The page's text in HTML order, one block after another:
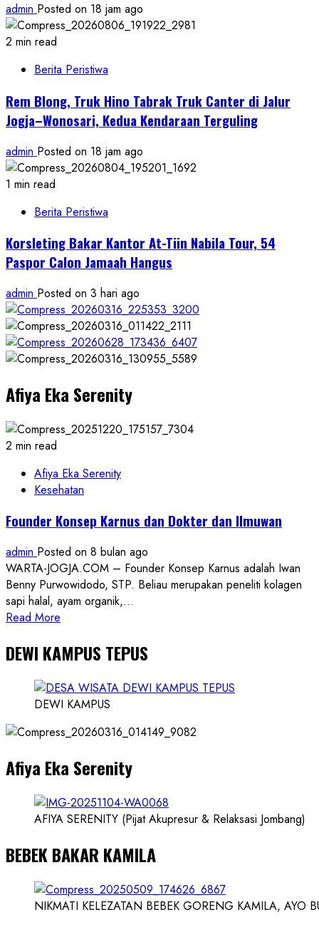
admin Posted on 18 jam ago
2 min read
Berita Peristiwa
Rem Blong, Truk Hino Tabrak Truk Canter di Jalur
Jogja–Wonosari, Kedua Kendaraan Terguling
admin Posted on 18 jam ago
1 min read
Berita Peristiwa
Korsleting Bakar Kantor At-Tiin Nabila Tour, 54
Paspor Calon Jamaah Hangus
admin Posted on 3 hari ago
Afiya Eka Serenity
2 min read
Afiya Eka Serenity
Kesehatan
Founder Konsep Karnus dan Dokter dan Ilmuwan
admin Posted on 8 bulan ago
WARTA-JOGJA.COM – Founder Konsep Karnus adalah Iwan
Benny Purwowidodo, STP. Beliau merupakan peneliti kolagen
sapi halal, ayam organik,...
Read More
about
Founder
Konsep
Karnus
Dokter
Ilmuwan
DEWI KAMPUS TEPUS
DEWI KAMPUS
Afiya Eka Serenity
AFIYA SERENITY (Pijat Akupresur & Relaksasi Jombang)
BEBEK BAKAR KAMILA
NIKMATI KELEZATAN BEBEK GORENG KAMILA, AYO